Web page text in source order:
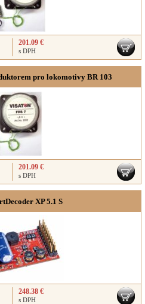
201.09 €
s DPH
pro lokomotivy BR 103
201.09 €
s DPH
XP 5.1 S
248.38 €
s DPH